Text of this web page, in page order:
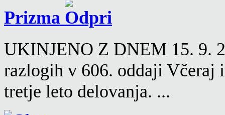
Prizma
UKINJENO Z DNEM 15. 9.
razlogih v 606. oddaji Včeraj
tretje leto delovanja. ...